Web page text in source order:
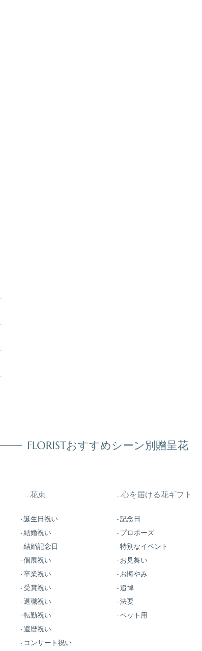
FLORISTおすすめシーン別贈呈花
…花束
- 誕生日祝い
- 結婚祝い
- 結婚記念日
- 個展祝い
- 卒業祝い
- 受賞祝い
- 退職祝い
- 転勤祝い​
- 還暦祝い
- コンサート祝い
…心を届ける花ギフト
- 記念日
- プロポーズ
- 特別なイベント
- お見舞い
- お悔やみ
- 追悼
- 法要
- ペット用